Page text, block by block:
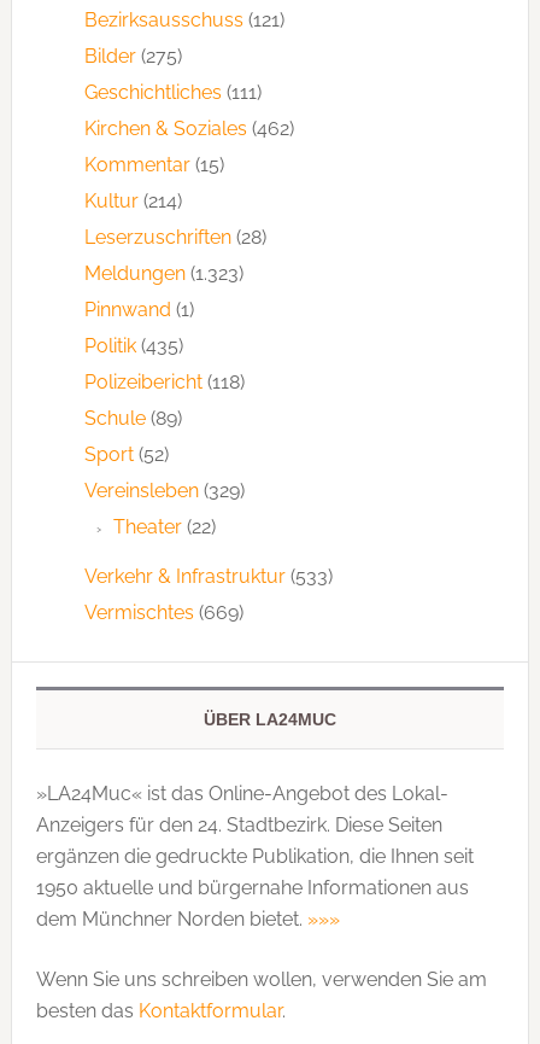
Bezirksausschuss (121)
Bilder(275)
Geschichtliches (111)
Kirchen & Soziales (462)
Kommentar(15)
Kultur(214)
Leserzuschriften(28)
Meldungen(1.323)
Pinnwand (1)
Politik(435)
Polizeibericht(118)
Schule(89)
Sport(52)
Vereinsleben(329)
Theater(22)
Verkehr & Infrastruktur(533)
Vermischtes (669)
ÜBER LA24MUC
»LA24Muc« ist das Online-Angebot des Lokal-
Anzeigers für den 24. Stadtbezirk. Diese Seiten
ergänzen die gedruckte Publi­kation, die Ihnen seit
1950 aktuelle und bürgernahe Informationen aus
dem Münchner Norden bietet. »»»
Wenn Sie uns schreiben wollen, verwenden Sie am
besten das Kontaktformular.